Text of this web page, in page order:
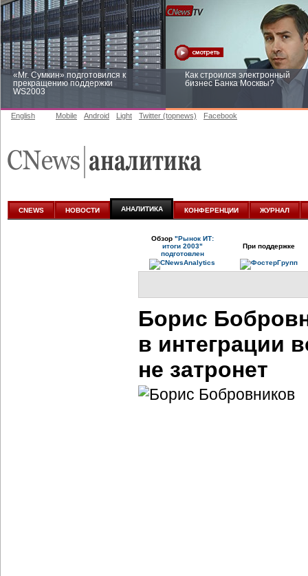
«Mr. Сумкин» подготовился к
прекращению поддержки
WS2003
Как строился электронный
бизнес Банка Москвы?
аналитике
English Mobile Android Light Twitter (topnews) Facebook
CNEWS НОВОСТИ АНАЛИТИКА КОНФЕРЕНЦИИ ЖУРНАЛ
Обзор "Рынок ИТ:
итоги 2003"
подготовлен
При поддержке
Борис
в интеграции
не затронет